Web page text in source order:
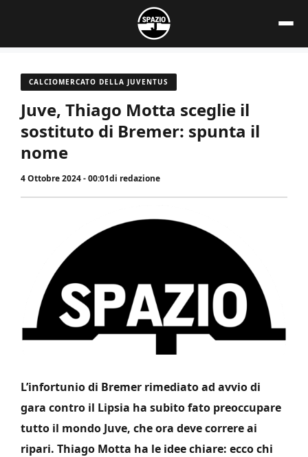
contenuto
CALCIOMERCATO DELLA JUVENTUS
Juve, Thiago Motta sceglie il
sostituto di Bremer: spunta il
nome
4 Ottobre 2024 - 00:01di redazione
L’infortunio di Bremer rimediato ad avvio di
gara contro il Lipsia ha subito fato preoccupare
tutto il mondo Juve, che ora deve correre ai
ripari. Thiago Motta ha le idee chiare: ecco chi